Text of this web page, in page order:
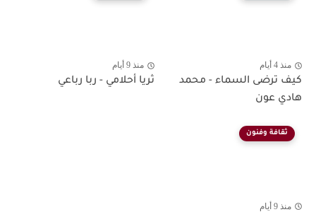
منذ 4 أيام
كيف ترضى السماء - محمد
هادي عون
منذ 9 أيام
ثريا أحلامي - ربا رباعي
ثقافة وفنون
منذ 9 أيام